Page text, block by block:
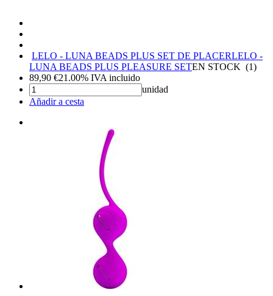
LELO - LUNA BEADS PLUS SET DE PLACERLELO -
LUNA BEADS PLUS PLEASURE SETEN STOCK (1)
89,90 €21.00% IVA incluido
unidad
Añadir a cesta